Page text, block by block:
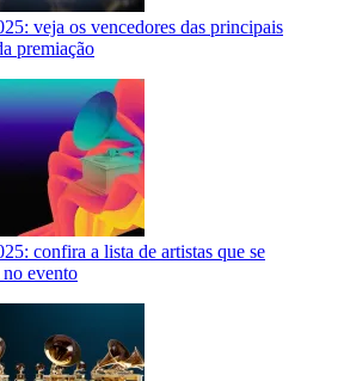
veja os vencedores das principais
premiação
confira a lista de artistas que se
no evento